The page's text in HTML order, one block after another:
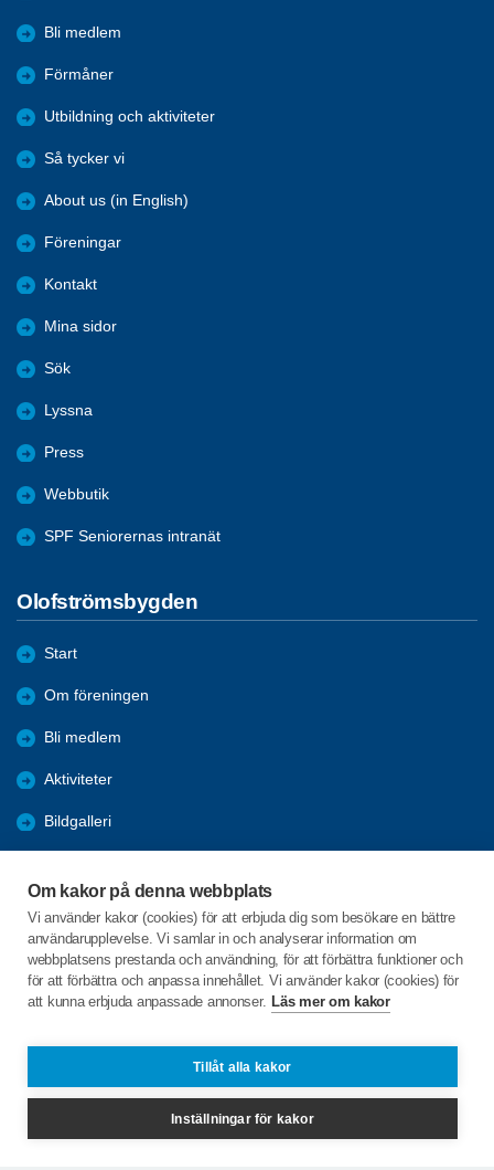
Om kakor på denna webbplats
Vi använder kakor (cookies) för att erbjuda dig som besökare en bättre
användarupplevelse. Vi samlar in och analyserar information om
webbplatsens prestanda och användning, för att förbättra funktioner och
för att förbättra och anpassa innehållet. Vi använder kakor (cookies) för
att kunna erbjuda anpassade annonser. Läs mer om kakor
Tillåt alla kakor
Inställningar för kakor
Bli medlem
Förmåner
Utbildning och aktiviteter
Så tycker vi
About us (in English)
Föreningar
Kontakt
Mina sidor
Sök
Lyssna
Press
Webbutik
SPF Seniorernas intranät
Olofströmsbygden
Start
Om föreningen
Bli medlem
Aktiviteter
Bildgalleri
Rapporter
Årsmöten
C/o:Ingvar Wramsmyr
olofstromsbygden@spfseniorerna.se